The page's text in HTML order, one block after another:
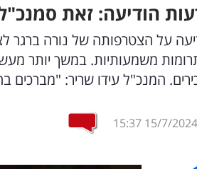
הודיעה: זאת
משמעותיות. במשך יותר
המנכ"ל עידו שריר:
15/7/2024
15:37